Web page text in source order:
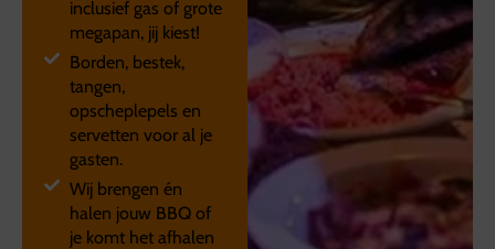
inclusief gas of grote
megapan, jij kiest!
Borden, bestek,
tangen,
opscheplepels en
servetten voor al je
gasten.
Wij brengen én
halen jouw BBQ of
je komt het afhalen